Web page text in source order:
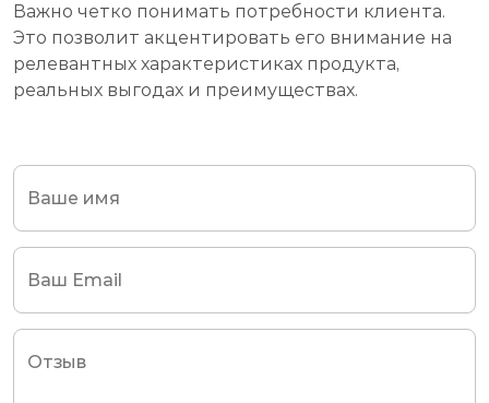
Важно четко понимать потребности клиента.
Это позволит акцентировать его внимание на
релевантных характеристиках продукта,
реальных выгодах и преимуществах.